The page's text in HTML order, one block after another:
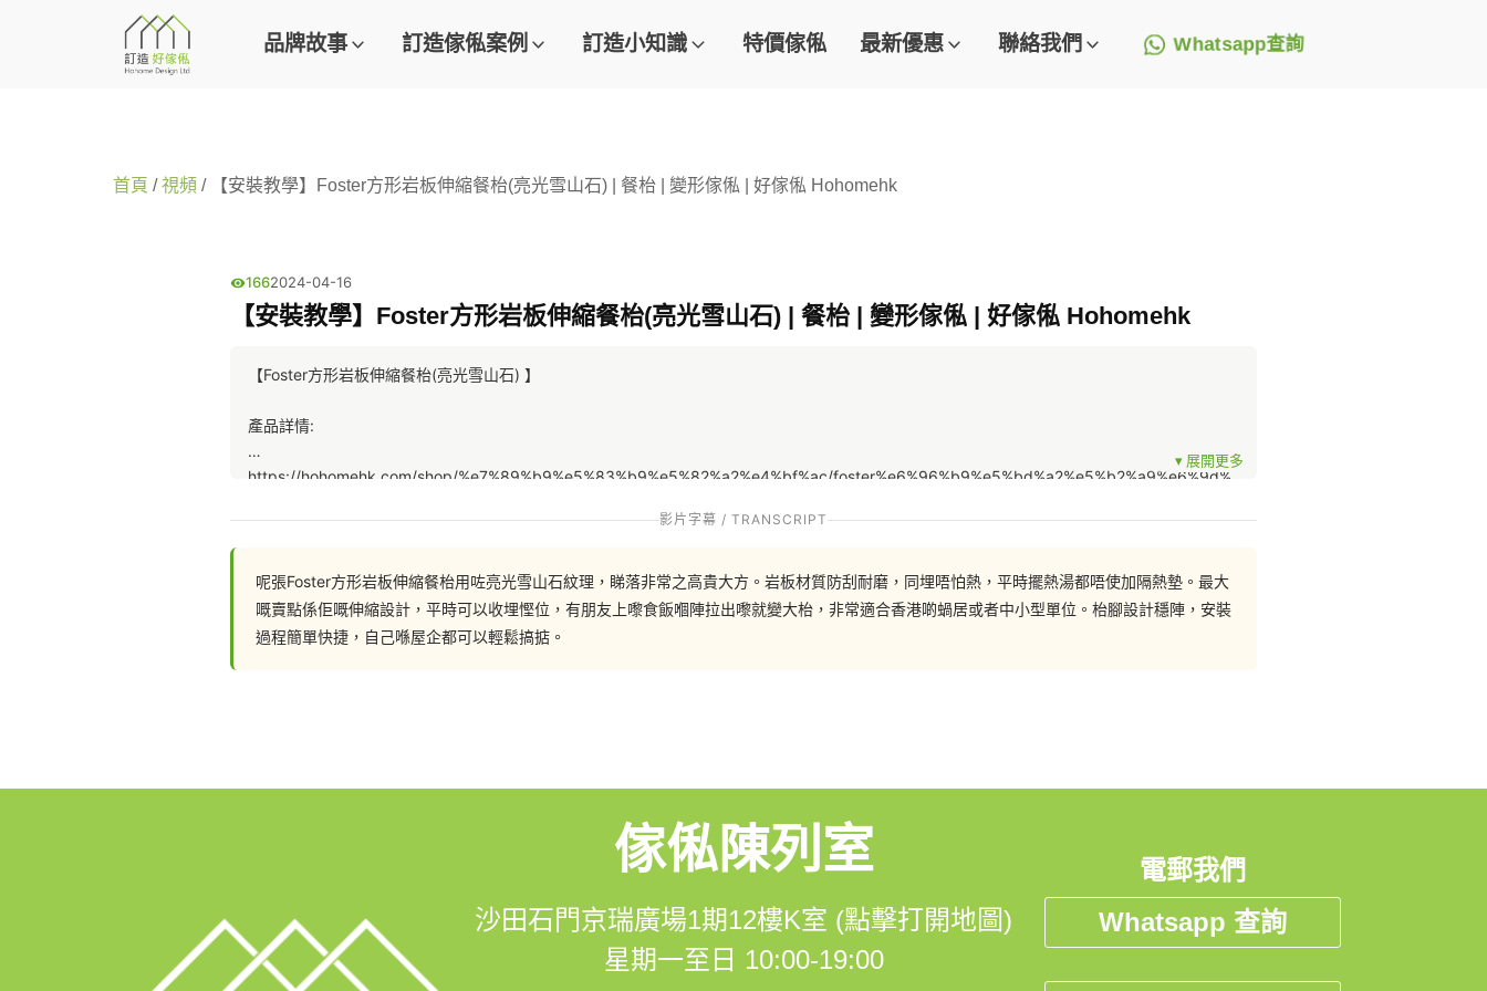
品牌故事 訂造傢俬案例 訂造小知識 特價傢俬 最新優惠 聯絡我們 Whatsapp查詢
首頁 /視頻 / 【安裝教學】Foster方形岩板伸縮餐枱(亮光雪山石) | 餐枱 | 變形傢俬 | 好傢俬 Hohomehk
1662024-04-16
【安裝教學】Foster方形岩板伸縮餐枱(亮光雪山石) | 餐枱 | 變形傢俬 | 好傢俬 Hohomehk
【Foster方形岩板伸縮餐枱(亮光雪山石) 】
產品詳情:
https://hohomehk.com/shop/%e7%89%b9%e5%83%b9%e5%82%a2%e4%bf%ac/foster%e6%96%b9%e5%bd%a2%e5%b2%a9%e6%9d%
聯絡我們:
🖥️網站: https://hohomehk.com
影片字幕 / TRANSCRIPT
呢張Foster方形岩板伸縮餐枱用咗亮光雪山石紋理，睇落非常之高貴大方。岩板材質防刮耐磨，同埋唔怕熱，平時擺熱湯都唔使加隔熱墊。最大
嘅賣點係佢嘅伸縮設計，平時可以收埋慳位，有朋友上嚟食飯嗰陣拉出嚟就變大枱，非常適合香港啲蝸居或者中小型單位。枱腳設計穩陣，安裝
過程簡單快捷，自己喺屋企都可以輕鬆搞掂。
傢俬陳列室
沙田石門京瑞廣場1期12樓K室 (點擊打開地圖)
星期一至日 10:00-19:00
電郵我們
Whatsapp 查詢